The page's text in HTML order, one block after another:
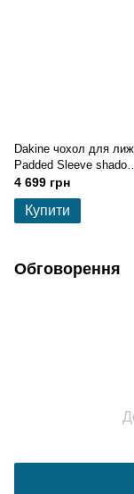
Dakine чохол для лиж
Padded Sleeve shadow
dash 175 см
4 699 грн
Купити
Обговорення